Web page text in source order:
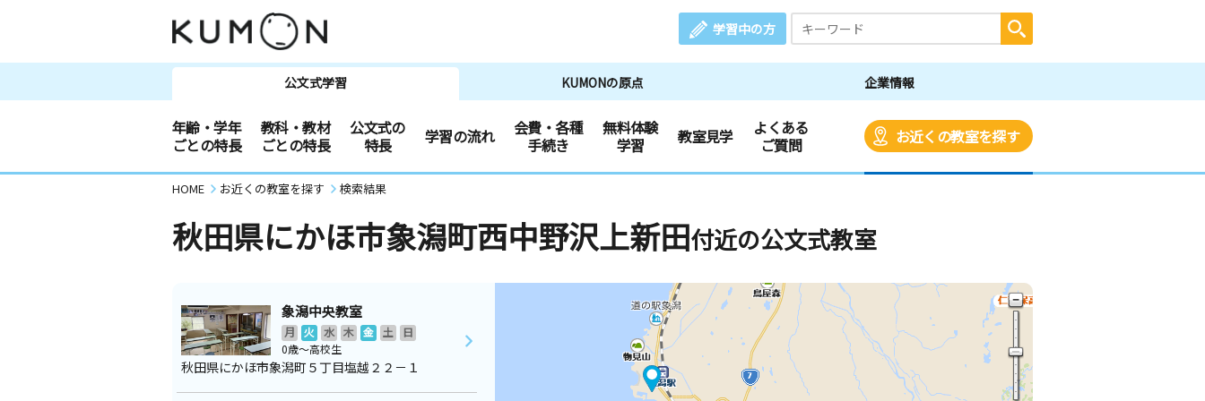
学習中の方
公文式学習 KUMONの原点 企業情報
年齢・学年
ごとの特長
教科・教材
ごとの特長
公文式の
特長
学習の流れ
会費・各種
手続き
無料体験
学習
教室見学
よくある
ご質問
お近くの教室を探す
HOME お近くの教室を探す 検索結果
秋田県にかほ市象潟町西中野沢上新田付近の公文式教室
象潟中央教室
月 火 水 木 金 土
日
0歳～高校生
秋田県にかほ市象潟町５丁目塩越２２－１